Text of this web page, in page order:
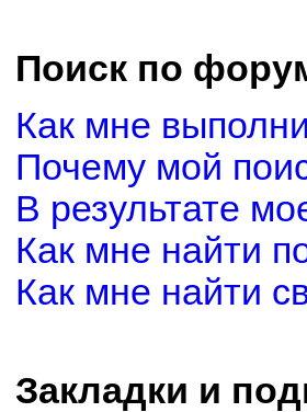
Поиск по
Как мне
Почему мой
В результате
Как мне найти
Как мне найти
Закладки и